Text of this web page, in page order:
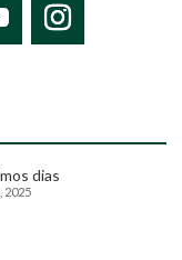
dias
2025